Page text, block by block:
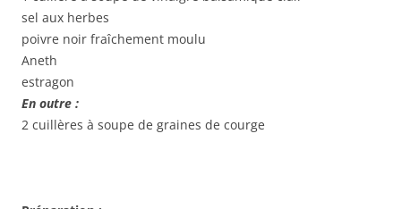
sel aux herbes
poivre noir fraîchement moulu
Aneth
estragon
En outre :
2 cuillères à soupe de graines de courge